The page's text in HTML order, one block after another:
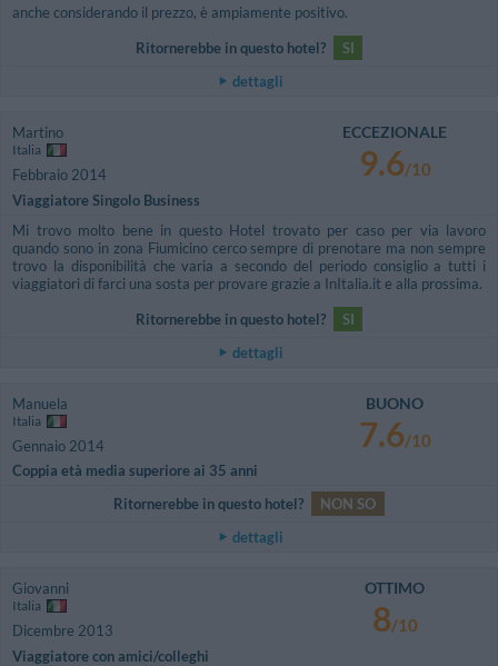
anche considerando il prezzo, è ampiamente positivo.
Ritornerebbe in questo hotel?
SI
dettagli
Martino
Italia
Febbraio 2014
Viaggiatore Singolo Business
ECCEZIONALE
9.6/10
Mi trovo molto bene in questo Hotel trovato per caso per via lavoro
quando sono in zona Fiumicino cerco sempre di prenotare ma non sempre
trovo la disponibilità che varia a secondo del periodo consiglio a tutti i
viaggiatori di farci una sosta per provare grazie a InItalia.it e alla prossima.
Ritornerebbe in questo hotel?
SI
dettagli
Manuela
Italia
Gennaio 2014
Coppia età media superiore ai 35 anni
BUONO
7.6/10
Ritornerebbe in questo hotel?
NON SO
dettagli
Giovanni
Italia
Dicembre 2013
Viaggiatore con amici/colleghi
OTTIMO
8/10